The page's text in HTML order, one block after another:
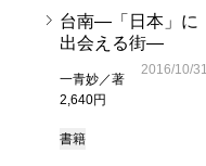
台南―「日本」に
出会える街―
一青妙／著
2,640円
2016/10/31
書籍